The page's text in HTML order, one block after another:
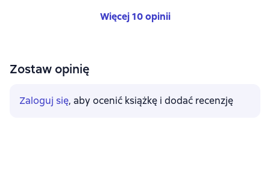
Więcej 10 opinii
Zostaw opinię
Zaloguj się, aby ocenić książkę i dodać recenzję